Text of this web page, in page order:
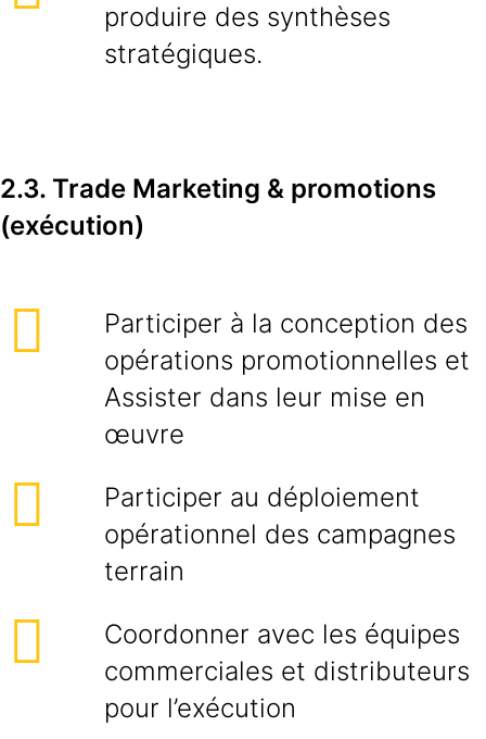
produire des synthèses
stratégiques.
2.3. Trade Marketing & promotions
(exécution)
Participer à la conception des
opérations promotionnelles et
Assister dans leur mise en
œuvre
Participer au déploiement
opérationnel des campagnes
terrain
Coordonner avec les équipes
commerciales et distributeurs
pour l’exécution